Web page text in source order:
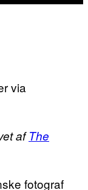
via
afThe
fotograf